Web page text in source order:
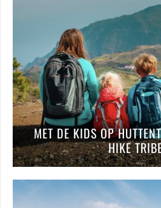
MET DE KIDS OP
HIKE